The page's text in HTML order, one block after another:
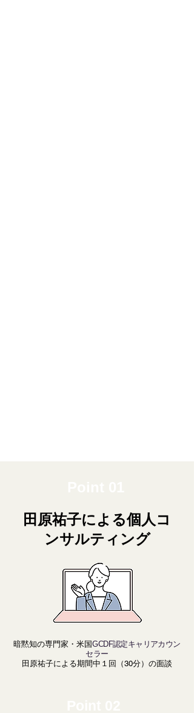
田原祐子による個人コ
ンサルティング
暗黙知の専門家・米国GCDF認定キャリアカウン
セラー
田原祐子による期間中１回（30分）の面談